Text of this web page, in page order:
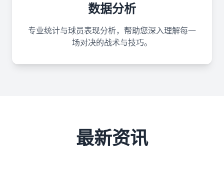
数据分析
专业统计与球员表现分析，帮助您深入理解每一
场对决的战术与技巧。
最新资讯